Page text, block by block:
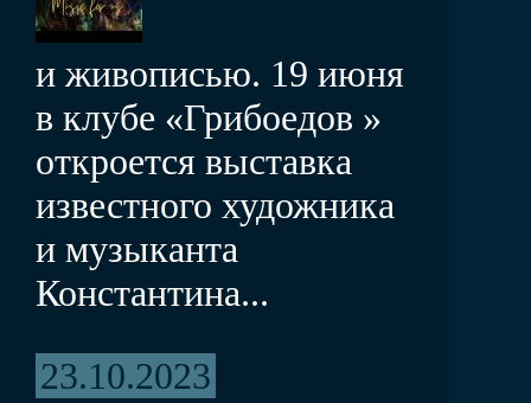
и живописью. 19 июня
в клубе «Грибоедов »
откроется выставка
известного художника
и музыканта
Константина...
23.10.2023